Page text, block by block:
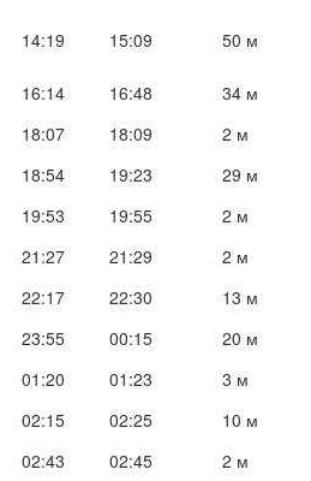
14:19 15:09 50 м
16:14 16:48
34 м
18:07 18:09
2 м
18:54 19:23
29 м
19:53 19:55
2 м
21:27 21:29
2 м
22:17 22:30
13 м
23:55 00:15
20 м
01:20 01:23
3 м
02:15 02:25
10 м
02:43 02:45
2 м